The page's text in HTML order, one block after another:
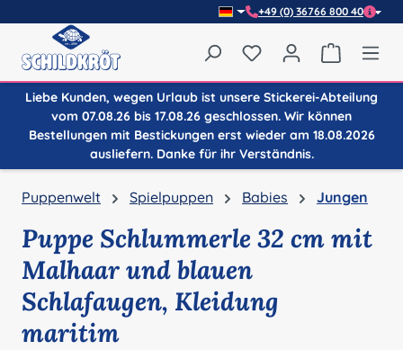
+49 (0) 36766 800 40
Du hast 0 Produkte
Liebe Kunden, wegen Urlaub ist unsere Stickerei-Abteilung
vom 07.08.26 bis 17.08.26 geschlossen. Wir können
Bestellungen mit Bestickungen erst wieder am 18.08.2026
ausliefern. Danke für ihr Verständnis.
Puppenwelt Spielpuppen Babies Jungen
Puppe Schlummerle 32 cm mit
Malhaar und blauen
Schlafaugen, Kleidung
maritim